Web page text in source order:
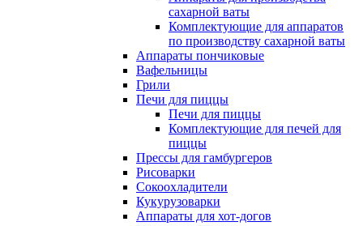
сахарной ваты
Комплектующие для аппаратов
по производству сахарной ваты
Аппараты пончиковые
Вафельницы
Грили
Печи для пиццы
Печи для пиццы
Комплектующие для печей для
пиццы
Прессы для гамбургеров
Рисоварки
Сокоохладители
Кукурузоварки
Аппараты для хот-догов